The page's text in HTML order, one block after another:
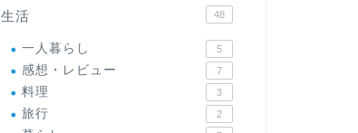
生活 48
一人暮らし 5
感想・レビュー 7
料理 3
旅行 2